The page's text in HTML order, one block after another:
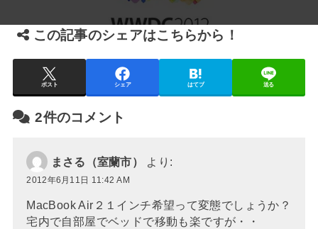
この記事のシェアはこちらから！
ポスト シェア はてブ 送る
2件のコメント
まさる（室蘭市） より:
2012年6月11日 11:42 AM
MacBook Air２１インチ希望って変態でしょうか？
宅内で自部屋でベッドで移動も楽ですが・・